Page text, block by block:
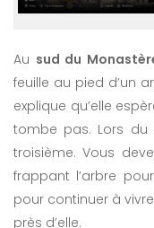
Au sud du
feuille au pied d’un
explique qu’elle
tombe pas. Lors du
troisième. Vous
frappant l’arbre
pour continuer à
près d’elle.